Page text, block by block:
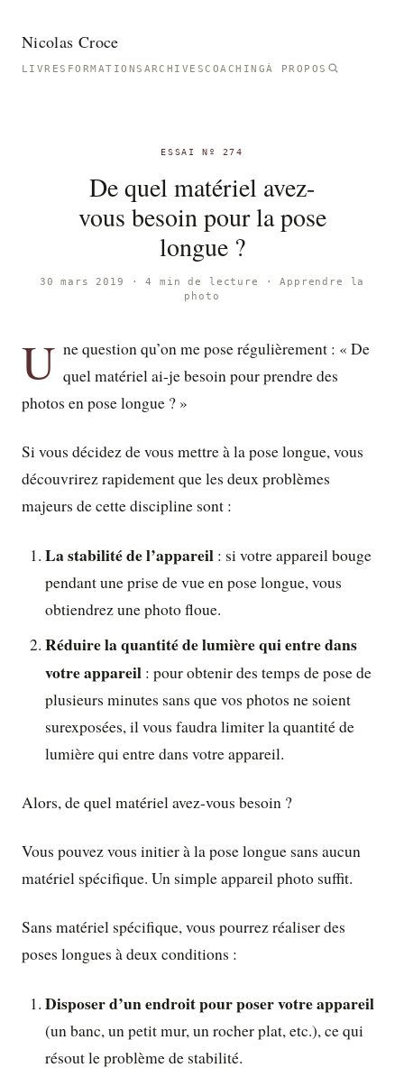
Nicolas Croce
LIVRES FORMATIONS ARCHIVESCOACHINGÀ PROPOS
ESSAI Nº 274
De quel matériel avez-
vous besoin pour la pose
longue ?
30 mars 2019 · 4 min de lecture ·Apprendre la
photo
U ne question qu’on me pose régulièrement : « De
quel matériel ai-je besoin pour prendre des
photos en pose longue ? »
Si vous décidez de vous mettre à la pose longue, vous
découvrirez rapidement que les deux problèmes
majeurs de cette discipline sont :
La stabilité de l’appareil : si votre appareil bouge
pendant une prise de vue en pose longue, vous
obtiendrez une photo floue.
Réduire la quantité de lumière qui entre dans
votre appareil : pour obtenir des temps de pose de
plusieurs minutes sans que vos photos ne soient
surexposées, il vous faudra limiter la quantité de
lumière qui entre dans votre appareil.
Alors, de quel matériel avez-vous besoin ?
Vous pouvez vous initier à la pose longue sans aucun
matériel spécifique. Un simple appareil photo suffit.
Sans matériel spécifique, vous pourrez réaliser des
poses longues à deux conditions :
Disposer d’un endroit pour poser votre appareil
(un banc, un petit mur, un rocher plat, etc.), ce qui
résout le problème de stabilité.